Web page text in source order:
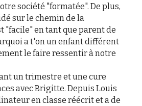
société "formatée". De plus,
sur le chemin de la
"facile" en tant que parent de
a t'on un enfant différent
le faire ressentir à notre
un trimestre et une cure
avec Brigitte. Depuis Louis
en classe réécrit et a de